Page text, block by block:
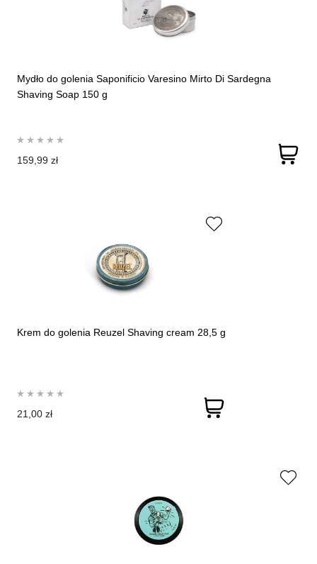
Mydło do golenia Saponificio Varesino Mirto Di Sardegna
Shaving Soap 150 g
159,99 zł
Krem do golenia Reuzel Shaving cream 28,5 g
21,00 zł